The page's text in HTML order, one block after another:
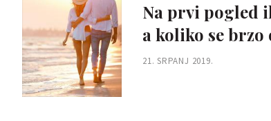
Na prvi pogled
a koliko se brzo
21. SRPANJ 2019.